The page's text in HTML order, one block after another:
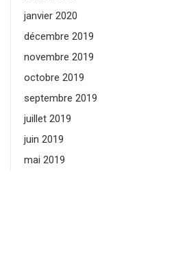
janvier 2020
décembre 2019
novembre 2019
octobre 2019
septembre 2019
juillet 2019
juin 2019
mai 2019